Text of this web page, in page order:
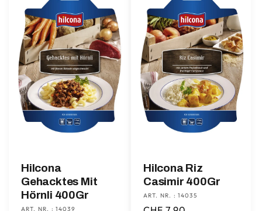
Hilcona
Gehacktes Mit
Hörnli 400Gr
ART. NR. : 14039
Hilcona Riz
Casimir 400Gr
ART. NR. : 14035